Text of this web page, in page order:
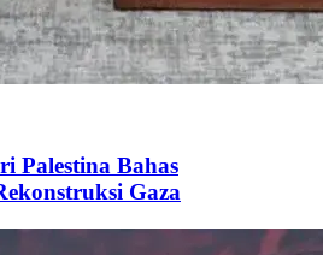
Palestina Bahas
Gaza